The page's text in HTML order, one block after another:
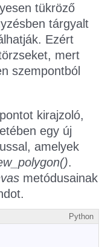
tükröző
tárgyalt
Ezért
mert
szempontból
kirajzoló,
egy új
amelyek
.
metódusainak
Python